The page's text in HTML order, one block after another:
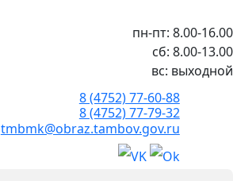
пн-пт: 8.00-16.00
сб: 8.00-13.00
вс: выходной
8 (4752) 77-60-88
8 (4752) 77-79-32
tmbmk@obraz.tambov.gov.ru